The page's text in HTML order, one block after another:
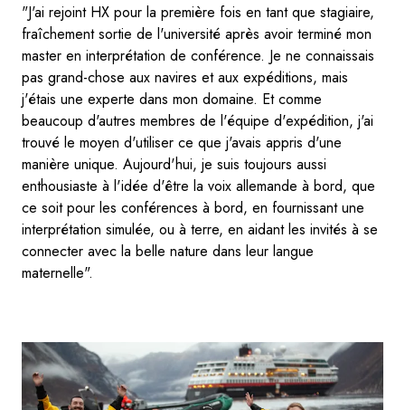
"J'ai rejoint HX pour la première fois en tant que stagiaire,
fraîchement sortie de l'université après avoir terminé mon
master en interprétation de conférence. Je ne connaissais
pas grand-chose aux navires et aux expéditions, mais
j'étais une experte dans mon domaine. Et comme
beaucoup d'autres membres de l'équipe d'expédition, j'ai
trouvé le moyen d'utiliser ce que j'avais appris d'une
manière unique. Aujourd'hui, je suis toujours aussi
enthousiaste à l'idée d'être la voix allemande à bord, que
ce soit pour les conférences à bord, en fournissant une
interprétation simulée, ou à terre, en aidant les invités à se
connecter avec la belle nature dans leur langue
maternelle".